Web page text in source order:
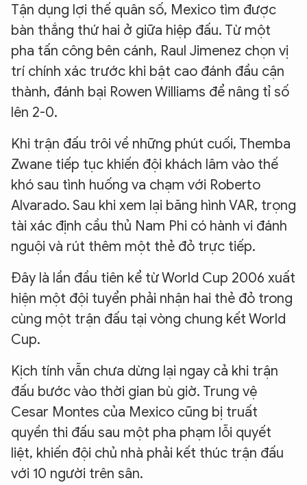
Tận dụng lợi thế quân số, Mexico tìm được
bàn thắng thứ hai ở giữa hiệp đấu. Từ một
pha tấn công bên cánh, Raul Jimenez chọn vị
trí chính xác trước khi bật cao đánh đầu cận
thành, đánh bại Rowen Williams để nâng tỉ số
lên 2-0.
Khi trận đấu trôi về những phút cuối, Themba
Zwane tiếp tục khiến đội khách lâm vào thế
khó sau tình huống va chạm với Roberto
Alvarado. Sau khi xem lại băng hình VAR, trọng
tài xác định cầu thủ Nam Phi có hành vi đánh
nguội và rút thêm một thẻ đỏ trực tiếp.
Đây là lần đầu tiên kể từ World Cup 2006 xuất
hiện một đội tuyển phải nhận hai thẻ đỏ trong
cùng một trận đấu tại vòng chung kết World
Cup.
Kịch tính vẫn chưa dừng lại ngay cả khi trận
đấu bước vào thời gian bù giờ. Trung vệ
Cesar Montes của Mexico cũng bị truất
quyền thi đấu sau một pha phạm lỗi quyết
liệt, khiến đội chủ nhà phải kết thúc trận đấu
với 10 người trên sân.